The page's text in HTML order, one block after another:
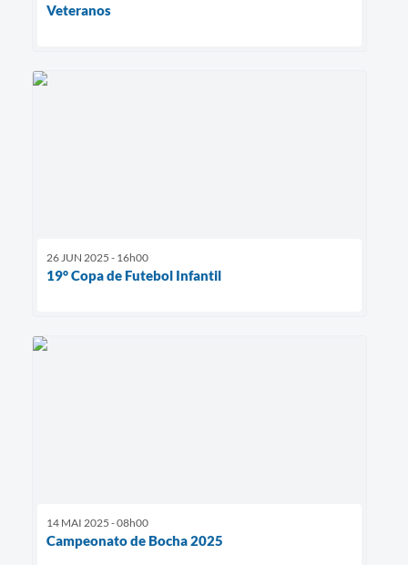
Veteranos
26 JUN 2025 - 16h00
19° Copa de Futebol Infantil
14 MAI 2025 - 08h00
Campeonato de Bocha 2025